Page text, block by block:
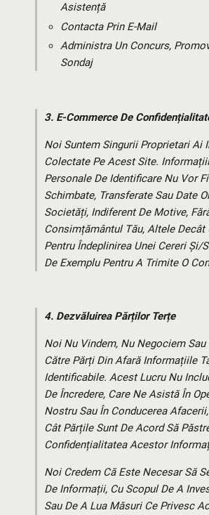
Asistență
Contacta Prin E-Mail
Administra Un Concurs,
Sondaj
3. E-Commerce De
Noi Suntem Singurii Proprietari Ai
Colectate Pe Acest Site.
Personale De Identificare Nu Vor
Schimbate, Transferate Sau Date
Societăți, Indiferent De Motive,
Consimțământul Tău, Altele Decât
Pentru Îndeplinirea Unei Cereri Și/
De Exemplu Pentru A Trimite O
4. Dezvăluirea Părților Terțe
Noi Nu Vindem, Nu Negociem Sau
Către Părți Din Afară Informațiile
Identificabile. Acest Lucru Nu
De Încredere, Care Ne Asistă În
Nostru Sau În Conducerea
Cât Părțile Sunt De Acord Să
Confidențialitatea Acestor
Noi Credem Că Este Necesar Să
De Informații, Cu Scopul De A
Sau De A Lua Măsuri Ce Privesc